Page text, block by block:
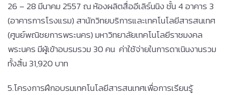
26 – 28 มีนาคม 2557 ณ ห้องผลิตสื่ออีเลิร์นนิง ชั้น 4 อาคาร 3
(อาคารการโรงแรม) สานักวิทยบริการและเทคโนโลยีสารสนเทศ
(ศูนย์พณิชยการพระนคร) มหาวิทยาลัยเทคโนโลยีราชมงคล
พระนคร มีผู้เข้าอบรมรวม 30 คน ค่าใช้จ่ายในการดาเนินงานรวม
ทั้งสิ้น 31,920 บาท
5.โครงการฝึกอบรมเทคโนโลยีสารสนเทศเพื่อการเรียนรู้